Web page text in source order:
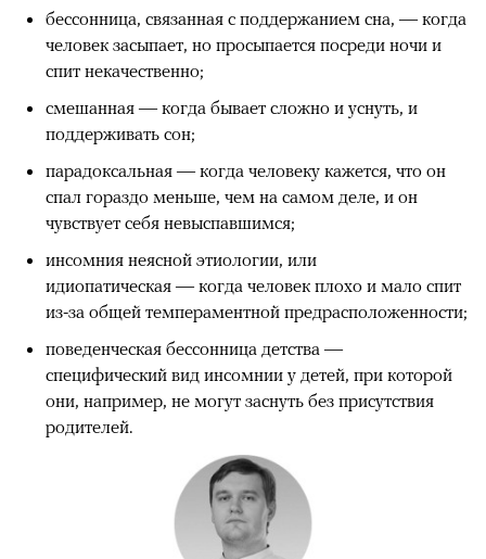
бессонница, связанная с поддержанием сна, — когда
человек засыпает, но просыпается посреди ночи и
спит некачественно;
смешанная — когда бывает сложно и уснуть, и
поддерживать сон;
парадоксальная — когда человеку кажется, что он
спал гораздо меньше, чем на самом деле, и он
чувствует себя невыспавшимся;
инсомния неясной этиологии, или
идиопатическая — когда человек плохо и мало спит
из-за общей темпераментной предрасположенности;
поведенческая бессонница детства —
специфический вид инсомнии у детей, при которой
они, например, не могут заснуть без присутствия
родителей.